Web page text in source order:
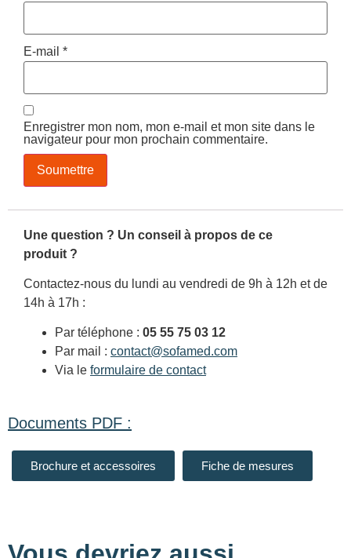
E-mail *
Enregistrer mon nom, mon e-mail et mon site dans le
navigateur pour mon prochain commentaire.
Une question ? Un conseil à propos de ce
produit ?
Contactez-nous du lundi au vendredi de 9h à 12h et de
14h à 17h :
Par téléphone : 05 55 75 03 12
Par mail : contact@sofamed.com
Via le formulaire de contact
Documents PDF :
Brochure et accessoires Fiche de mesures